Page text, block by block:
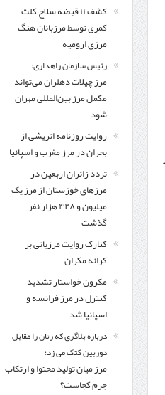
کشف ۱۱ قبضه سلاح کلت
کمری توسط مرزبانان هنگ
مرزی ارومیه
رئیس سازمان راهداری:
مرز چیلات دهلران می‌تواند
مکمل مرز بین‌المللی مهران
شود
روایت روزنامه اتریشی از
بحران در مرز مغرب و اسپانیا
تردد زائران اربعین در
مرزهای خوزستان از مرز یک
میلیون و ۴۲۸ هزار نفر
گذشت
کنارک روایت مرزبانی بر
کرانه مکران
مکرون خواستار تشدید
کنترل‌ در مرز فرانسه و
اسپانیا شد
درباره بلاگری که زنان را مقابل
دوربین کتک می زد؛
مرز میان تولید محتوا و ارتکاب
جرم کجاست؟